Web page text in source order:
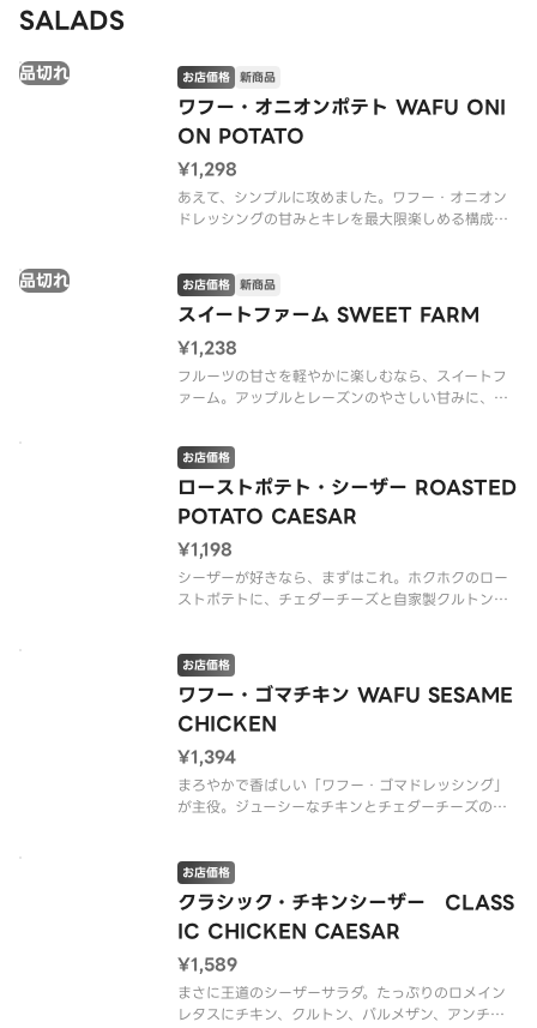
SALADS
ワフー・オニオンポテト WAFU ONI
ON POTATO
品切れ お店価格 新商品
¥1,298
あえて、シンプルに攻めました。ワフー・オニオン
ドレッシングの甘みとキレを最大限楽しめる構成
サラダです！（*グルテンを含む）（v ヴィーガン）
※アレルゲン情報はC
スイートファーム SWEET FARM
品切れ お店価格 新商品
¥1,238
フルーツの甘さを軽やかに楽しむなら、スイートフ
ァーム。アップルとレーズンのやさしい甘みに、セ
ト豆腐で満足感もきちんと。すっきりいきたい日に
選びたい、爽やかで清涼感のあるサラダです。（v
ヴィーガン）
※アレルゲン
ローストポテト・シーザー ROASTED
POTATO CAESAR
お店価格
¥1,198
シーザーが好きなら、まずはこれ。ホクホクのロー
ストポテトに、チェダーチーズと自家製クルトンの
は…新しい定番サラダになる予感！（*グルテンを含
む）
※アレルゲン情報はCR
ワフー・ゴマチキン WAFU SESAME
CHICKEN
お店価格
¥1,394
まろやかで香ばしい「ワフー・ゴマドレッシング」
が主役。ジューシーなチキンとチェダーチーズのコ
「和風」サラダです。（*グルテンを含む）
※アレルゲン情報はCRISP S
クラシック・チキンシーザー CLASS
IC CHICKEN CAESAR
お店価格
¥1,589
まさに王道のシーザーサラダ。たっぷりのロメイン
レタスにチキン、クルトン、パルメザン、アンチョ